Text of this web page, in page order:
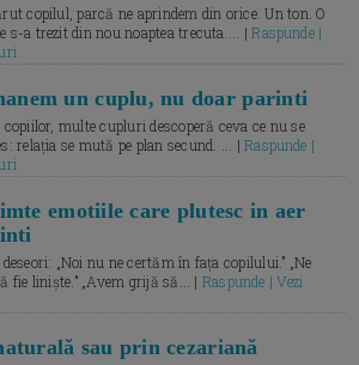
copilul, parcă ne aprindem din orice. Un ton. O
s-a trezit din nou noaptea trecuta.... |Raspunde |
un cuplu, nu doar parinti
multe cupluri descoperă ceva ce nu se
relația se mută pe plan secund. ... |Raspunde |
emotiile care plutesc in aer
„Noi nu ne certăm în fața copilului.” „Ne
fie liniște.” „Avem grijă să... | Raspunde | Vezi
sau prin cezariană